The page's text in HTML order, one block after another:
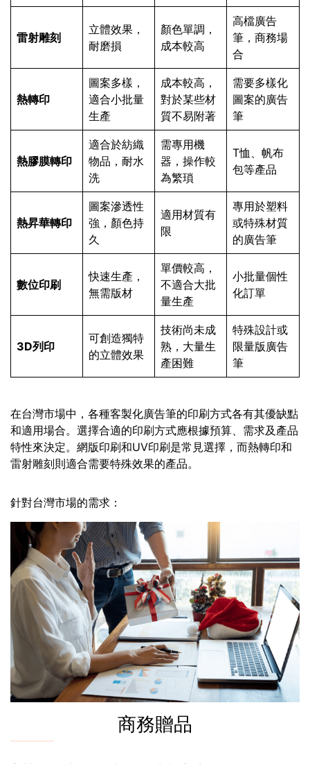
雷射雕刻
立體效果，
耐磨損
顏色單調，
成本較高
高檔廣告
筆，商務場
合
熱轉印
圖案多樣，
適合小批量
生產
成本較高，
對於某些材
質不易附著
需要多樣化
圖案的廣告
筆
熱膠膜轉印
適合於紡織
物品，耐水
洗
需專用機
器，操作較
為繁瑣
T恤、帆布
包等產品
熱昇華轉印
圖案滲透性
強，顏色持
久
適用材質有
限
專用於塑料
或特殊材質
的廣告筆
數位印刷
快速生產，
無需版材
單價較高，
不適合大批
量生產
小批量個性
化訂單
3D列印
可創造獨特
的立體效果
技術尚未成
熟，大量生
產困難
特殊設計或
限量版廣告
筆
在台灣市場中，各種客製化廣告筆的印刷方式各有其優缺點
和適用場合。選擇合適的印刷方式應根據預算、需求及產品
特性來決定。網版印刷和UV印刷是常見選擇，而熱轉印和
雷射雕刻則適合需要特殊效果的產品。
針對台灣市場的需求：
商務贈品